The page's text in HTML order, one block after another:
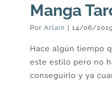
Manga
Por Arlain 14/06/2019
Hace algún tiempo
este estilo pero no
conseguirlo y ya